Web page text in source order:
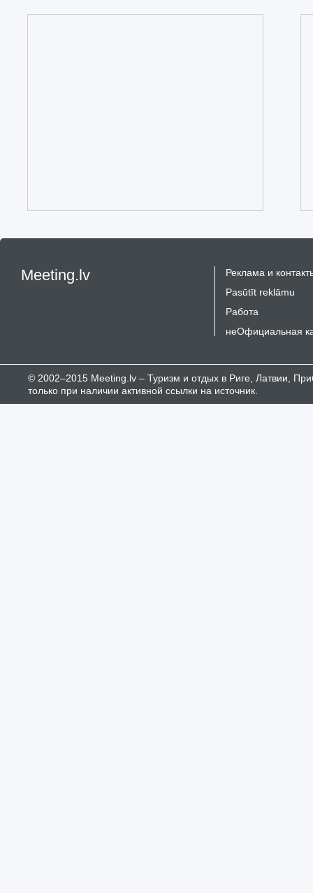
Meeting.lv
Реклама и
Pasūtīt reklāmu
Работа
неОфициальная
© 2002–2015 Meeting.lv – Туризм и отдых в Риге, Латвии,
только при наличии активной ссылки на источник.